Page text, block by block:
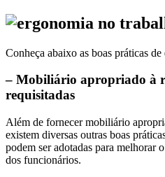
Conheça abaixo as boas práticas
– Mobiliário apropriado à
requisitadas
Além de fornecer mobiliário
existem diversas outras boas
podem ser adotadas para melhorar
dos funcionários.